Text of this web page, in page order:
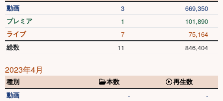
動画
3 669,350
プレミア 1 101,890
ライブ 7 75,164
総数 11 846,404
2023年4月
種別 本数
再生数
動画
- -